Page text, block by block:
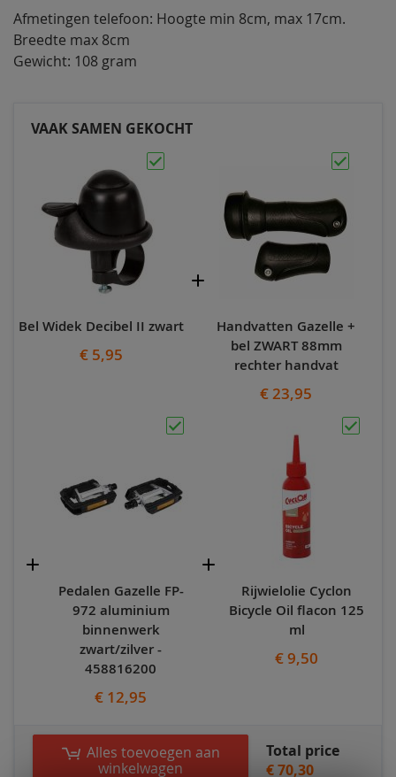
Afmetingen telefoon: Hoogte min 8cm, max 17cm.
Breedte max 8cm
Gewicht: 108 gram
VAAK SAMEN GEKOCHT
Bel Widek Decibel II zwart
€ 5,95
Handvatten Gazelle +
bel ZWART 88mm
rechter handvat
€ 23,95
Pedalen Gazelle FP-
972 aluminium
binnenwerk
zwart/zilver -
458816200
€ 12,95
Rijwielolie Cyclon
Bicycle Oil flacon 125
ml
€ 9,50
Alles toevoegen aan
winkelwagen
Total price
€ 70,30